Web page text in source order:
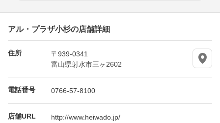
アル・プラザ小杉の店舗詳細
住所
〒939-0341
富山県射水市三ヶ2602
電話番号 0766-57-8100
店舗URL http://www.heiwado.jp/